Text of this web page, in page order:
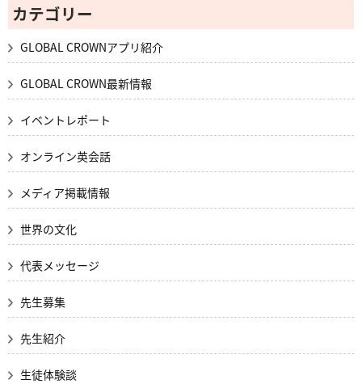
カテゴリー
GLOBAL CROWNアプリ紹介
GLOBAL CROWN最新情報
イベントレポート
オンライン英会話
メディア掲載情報
世界の文化
代表メッセージ
先生募集
先生紹介
生徒体験談